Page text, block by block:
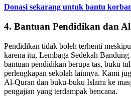
Donasi sekarang untuk bantu
4. Bantuan Pendidikan dan
Pendidikan tidak boleh terhenti
karena itu, Lembaga Sedekah
bantuan pendidikan berupa tas, buku
perlengkapan sekolah lainnya. Kami
Al-Quran dan buku-buku Islami ke
pengajian yang terdampak bencana.